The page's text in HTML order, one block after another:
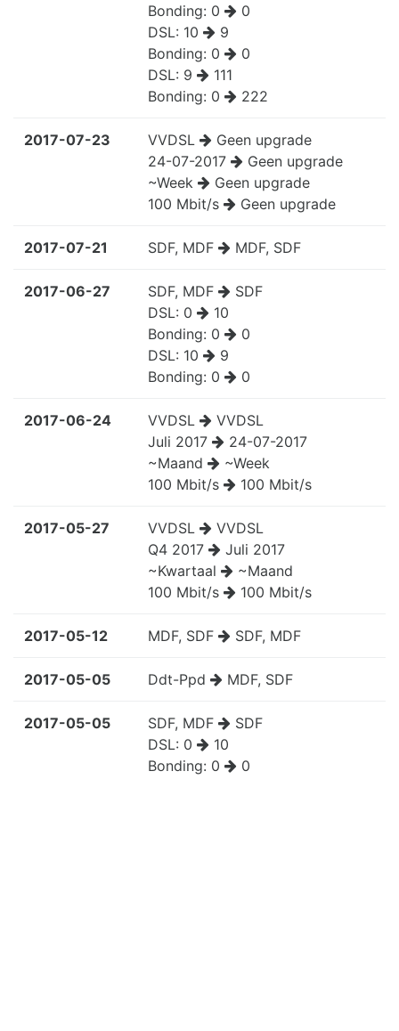
Bonding: 0
0
DSL: 10
9
Bonding: 0
0
DSL: 9
111
Bonding: 0 222
2017-07-23 VVDSL
Geen upgrade
24-07-2017
Geen upgrade
~Week
Geen upgrade
100 Mbit/s
Geen upgrade
2017-07-21 SDF, MDF MDF, SDF
2017-06-27 SDF, MDF
SDF
DSL: 0
10
Bonding: 0
0
DSL: 10
9
Bonding: 0 0
2017-06-24 VVDSL
VVDSL
Juli 2017
24-07-2017
~Maand
~Week
100 Mbit/s
100 Mbit/s
2017-05-27 VVDSL
VVDSL
Q4 2017
Juli 2017
~Kwartaal
~Maand
100 Mbit/s
100 Mbit/s
2017-05-12 MDF, SDF SDF, MDF
2017-05-05 Ddt-Ppd MDF, SDF
2017-05-05 SDF, MDF
SDF
DSL: 0
10
Bonding: 0 0